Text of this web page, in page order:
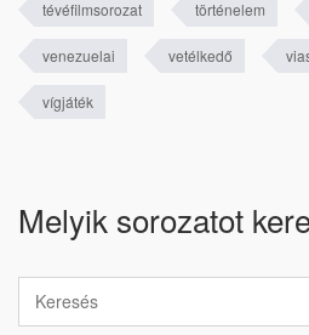
tévéfilmsorozat történelem
venezuelai vetélkedő
vígjáték
Melyik sorozatot